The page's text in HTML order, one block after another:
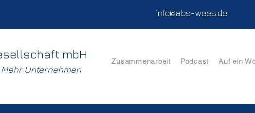
info@abs-wees.de
mbH
Unternehmen
Zusammenarbeit Podcast Auf ein